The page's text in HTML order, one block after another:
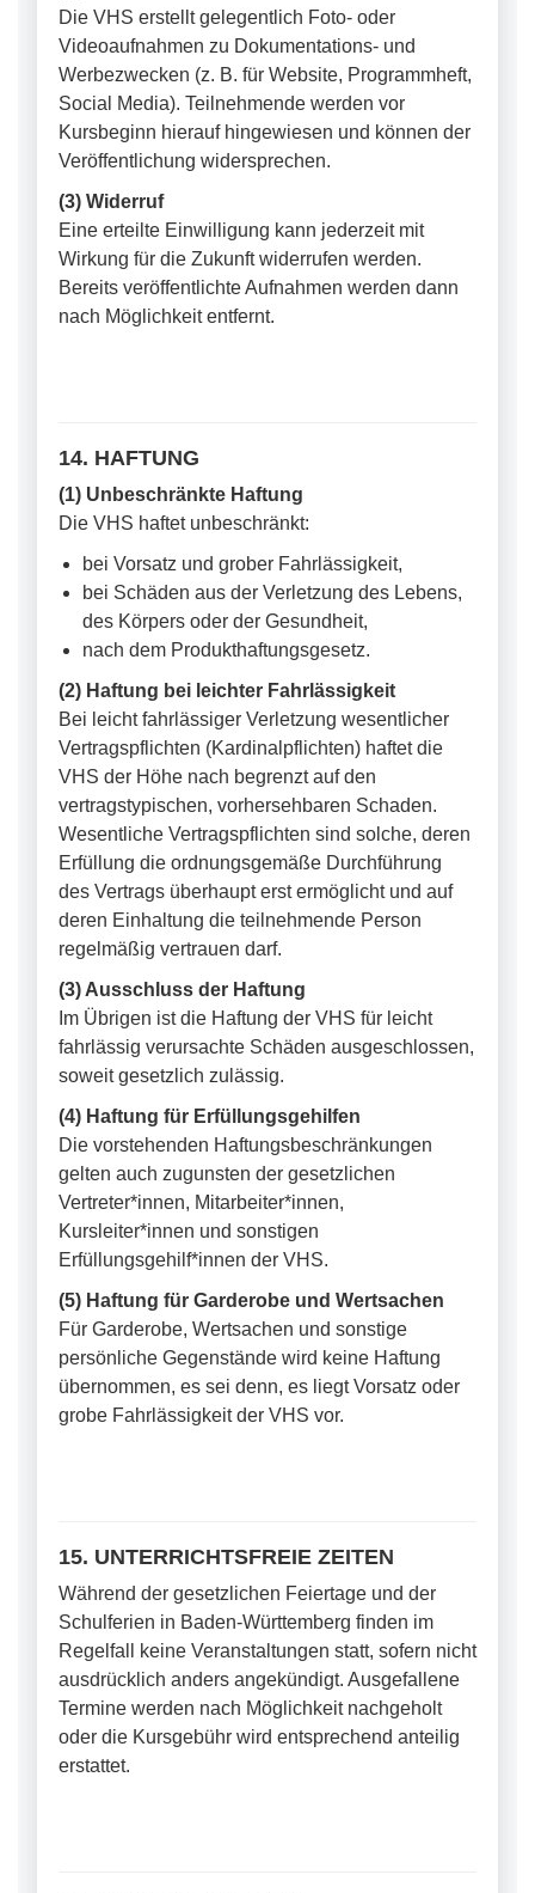
Die VHS erstellt gelegentlich Foto- oder
Videoaufnahmen zu Dokumentations- und
Werbezwecken (z. B. für Website, Programmheft,
Social Media). Teilnehmende werden vor
Kursbeginn hierauf hingewiesen und können der
Veröffentlichung widersprechen.
(3) Widerruf
Eine erteilte Einwilligung kann jederzeit mit
Wirkung für die Zukunft widerrufen werden.
Bereits veröffentlichte Aufnahmen werden dann
nach Möglichkeit entfernt.
14. HAFTUNG
(1) Unbeschränkte Haftung
Die VHS haftet unbeschränkt:
bei Vorsatz und grober Fahrlässigkeit,
bei Schäden aus der Verletzung des Lebens,
des Körpers oder der Gesundheit,
nach dem Produkthaftungsgesetz.
(2) Haftung bei leichter Fahrlässigkeit
Bei leicht fahrlässiger Verletzung wesentlicher
Vertragspflichten (Kardinalpflichten) haftet die
VHS der Höhe nach begrenzt auf den
vertragstypischen, vorhersehbaren Schaden.
Wesentliche Vertragspflichten sind solche, deren
Erfüllung die ordnungsgemäße Durchführung
des Vertrags überhaupt erst ermöglicht und auf
deren Einhaltung die teilnehmende Person
regelmäßig vertrauen darf.
(3) Ausschluss der Haftung
Im Übrigen ist die Haftung der VHS für leicht
fahrlässig verursachte Schäden ausgeschlossen,
soweit gesetzlich zulässig.
(4) Haftung für Erfüllungsgehilfen
Die vorstehenden Haftungsbeschränkungen
gelten auch zugunsten der gesetzlichen
Vertreter*innen, Mitarbeiter*innen,
Kursleiter*innen und sonstigen
Erfüllungsgehilf*innen der VHS.
(5) Haftung für Garderobe und Wertsachen
Für Garderobe, Wertsachen und sonstige
persönliche Gegenstände wird keine Haftung
übernommen, es sei denn, es liegt Vorsatz oder
grobe Fahrlässigkeit der VHS vor.
15. UNTERRICHTSFREIE ZEITEN
Während der gesetzlichen Feiertage und der
Schulferien in Baden-Württemberg finden im
Regelfall keine Veranstaltungen statt, sofern nicht
ausdrücklich anders angekündigt. Ausgefallene
Termine werden nach Möglichkeit nachgeholt
oder die Kursgebühr wird entsprechend anteilig
erstattet.